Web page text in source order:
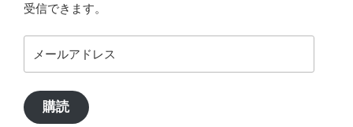
受信できます。
ー
ア
ド
購読